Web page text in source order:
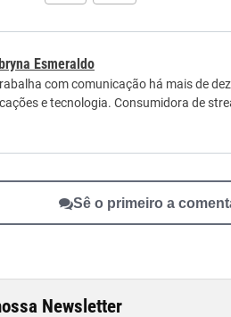
tem a informação que procuro
Esmeraldo
com comunicação há mais de
e tecnologia. Consumidora de
Sê o primeiro a
Newsletter